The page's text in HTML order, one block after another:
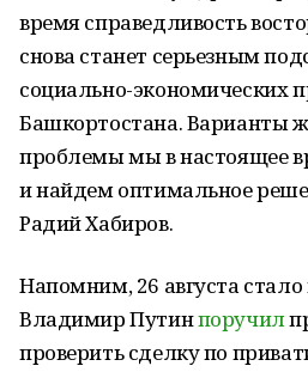
время справедливость
снова станет серьезным
социально-экономических
Башкортостана. Варианты
проблемы мы в настоящее
и найдем оптимальное
Радий Хабиров.
Напомним, 26 августа стало
Владимир Путинпоручил
проверить сделку по